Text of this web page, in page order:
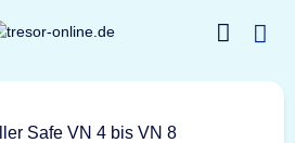
Safe VN 4 bis VN 8